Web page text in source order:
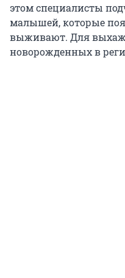
этом специалисты
малышей, которые
выживают. Для
новорожденных в